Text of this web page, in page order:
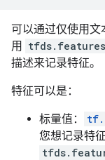
可以通过仅使用文
用
描述来记录特征。
特征可以是：
标量值：
您想记录特